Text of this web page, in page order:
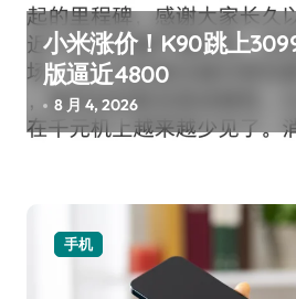
小米涨价！K90跳上
版逼近4800
8 月 4, 2026
手机